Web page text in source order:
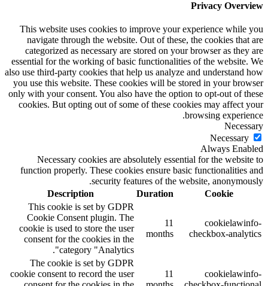
Privacy Overview
This website uses cookies to improve your experience while you
navigate through the website. Out of these, the cookies that are
categorized as necessary are stored on your browser as they are
essential for the working of basic functionalities of the website. We
also use third-party cookies that help us analyze and understand how
you use this website. These cookies will be stored in your browser
only with your consent. You also have the option to opt-out of these
cookies. But opting out of some of these cookies may affect your
browsing experience.
Necessary
Necessary
Always Enabled
Necessary cookies are absolutely essential for the website to
function properly. These cookies ensure basic functionalities and
security features of the website, anonymously.
Cookie
Duration
Description
cookielawinfo-
checkbox-analytics
11
months
This cookie is set by GDPR
Cookie Consent plugin. The
cookie is used to store the user
consent for the cookies in the
category "Analytics".
cookielawinfo-
11
The cookie is set by GDPR
cookie consent to record the user